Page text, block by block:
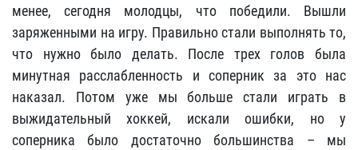
менее, сегодня молодцы, что победили. Вышли
заряженными на игру. Правильно стали выполнять то,
что нужно было делать. После трех голов была
минутная расслабленность и соперник за это нас
наказал. Потом уже мы больше стали играть в
выжидательный хоккей, искали ошибки, но у
соперника было достаточно большинства – мы